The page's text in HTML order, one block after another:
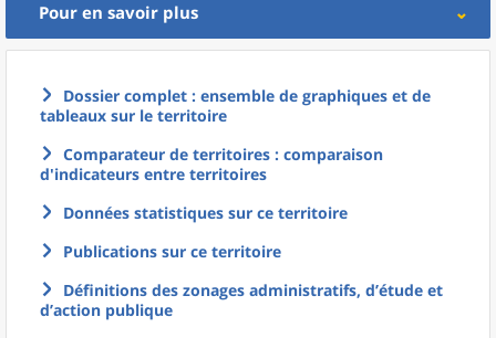
Pour en savoir plus
Dossier complet : ensemble de graphiques et de
tableaux sur le territoire
Comparateur de territoires : comparaison
d'indicateurs entre territoires
Données statistiques sur ce territoire
Publications sur ce territoire
Définitions des zonages administratifs, d’étude et
d’action publique